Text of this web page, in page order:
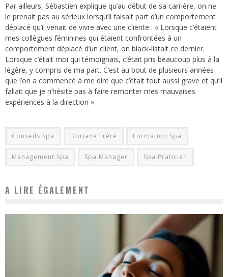
Par ailleurs, Sébastien explique qu’au début de sa carrière, on ne
le prenait pas au sérieux lorsqu’il faisait part d’un comportement
déplacé qu’il venait de vivre avec une cliente : « Lorsque c’étaient
mes collègues féminines qui étaient confrontées à un
comportement déplacé d’un client, on black-listait ce dernier.
Lorsque c’était moi qui témoignais, c’était pris beaucoup plus à la
légère, y compris de ma part. C’est au bout de plusieurs années
que l’on a commencé à me dire que c’était tout aussi grave et qu’il
fallait que je n’hésite pas à faire remonter mes mauvaises
expériences à la direction ».
Conseils Spa Doriane Frère Formation Spa
Management Spa Spa Manager Spa Praticien
A LIRE ÉGALEMENT